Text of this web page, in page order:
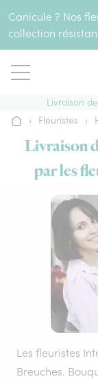
Canicule ? Nos
collection
Livraison
Accueil
› Fleuristes ›
Livraison
par les
Les fleuristes
Breuches.